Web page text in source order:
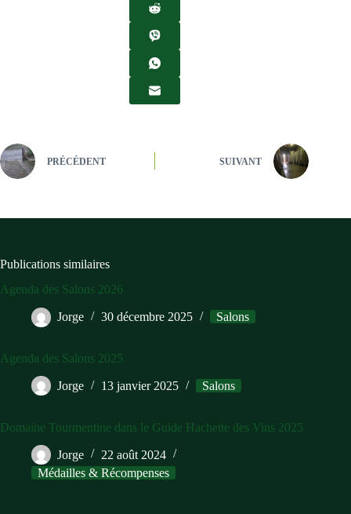
PRÉCÉDENT SUIVANT
Publications similaires
Agenda des Salons 2026
Jorge 30 décembre 2025 Salons
Agenda des Salons 2025
Jorge 13 janvier 2025 Salons
Domaine Tourmentine dans le Guide Hachette des Vins 2025
Jorge
22 août 2024
Médailles & Récompenses